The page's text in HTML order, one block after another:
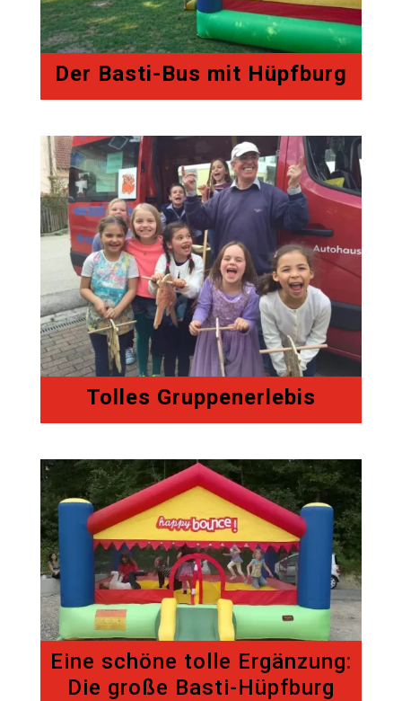
Der Basti-Bus mit Hüpfburg
Tolles Gruppenerlebis
Eine schöne tolle Ergänzung:
Die große Basti-Hüpfburg